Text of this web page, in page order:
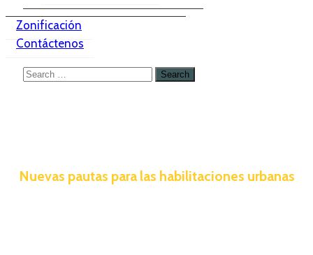
Zonificación
Contáctenos
Nuevas pautas para las habilitaciones urbanas